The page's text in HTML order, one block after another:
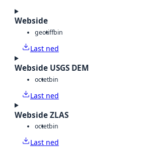
Webside
geotiffbin
Last ned
Webside USGS DEM
octetbin
Last ned
Webside ZLAS
octetbin
Last ned